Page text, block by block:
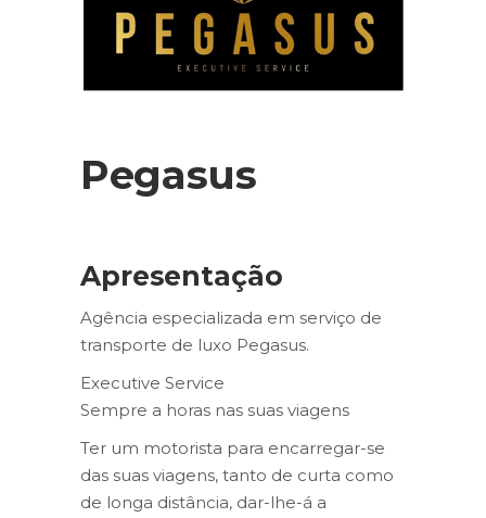
Pegasus
Apresentação
Agência especializada em serviço de
transporte de luxo Pegasus.
Executive Service
Sempre a horas nas suas viagens
Ter um motorista para encarregar-se
das suas viagens, tanto de curta como
de longa distância, dar-lhe-á a